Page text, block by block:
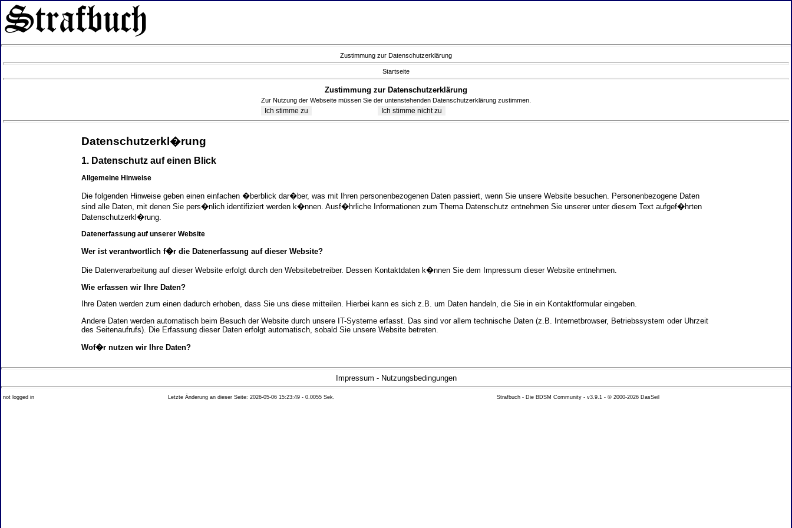
Zustimmung zur Datenschutzerklärung
Startseite
Zustimmung zur Datenschutzerklärung
Zur Nutzung der Webseite müssen Sie der untenstehenden Datenschutzerklärung zustimmen.
Datenschutzerkl�rung
1. Datenschutz auf einen Blick
Allgemeine Hinweise
Die folgenden Hinweise geben einen einfachen �berblick dar�ber, was mit Ihren personenbezogenen Daten passiert, wenn Sie unsere Website besuchen. Personenbezogene Daten
sind alle Daten, mit denen Sie pers�nlich identifiziert werden k�nnen. Ausf�hrliche Informationen zum Thema Datenschutz entnehmen Sie unserer unter diesem Text aufgef�hrten
Datenschutzerkl�rung.
Datenerfassung auf unserer Website
Wer ist verantwortlich f�r die Datenerfassung auf dieser Website?
Die Datenverarbeitung auf dieser Website erfolgt durch den Websitebetreiber. Dessen Kontaktdaten k�nnen Sie dem Impressum dieser Website entnehmen.
Wie erfassen wir Ihre Daten?
Ihre Daten werden zum einen dadurch erhoben, dass Sie uns diese mitteilen. Hierbei kann es sich z.B. um Daten handeln, die Sie in ein Kontaktformular eingeben.
Andere Daten werden automatisch beim Besuch der Website durch unsere IT-Systeme erfasst. Das sind vor allem technische Daten (z.B. Internetbrowser, Betriebssystem oder Uhrzeit
des Seitenaufrufs). Die Erfassung dieser Daten erfolgt automatisch, sobald Sie unsere Website betreten.
Wof�r nutzen wir Ihre Daten?
Ein Teil der Daten wird erhoben, um eine fehlerfreie Bereitstellung der Website zu gew�hrleisten. Andere Daten k�nnen zur Analyse Ihres Nutzerverhaltens verwendet werden.
Welche Rechte haben Sie bez�glich Ihrer Daten?
Sie haben jederzeit das Recht unentgeltlich Auskunft �ber Herkunft, Empf�nger und Zweck Ihrer gespeicherten personenbezogenen Daten zu erhalten. Sie haben au�erdem ein
Impressum - Nutzungsbedingungen
not logged in Letzte Änderung an dieser Seite: 2026-05-06 15:23:49 - 0.0055 Sek. Strafbuch - Die BDSM Community - v3.9.1 - © 2000-2026 DasSeil